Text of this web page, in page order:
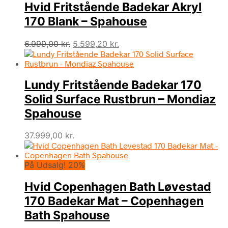
Hvid Fritstående Badekar Akryl
170 Blank – Spahouse
6.999,00kr. Den
oprindelige
pris
6.999,00 kr..
5.599,20 kr.
aktuelle
pris
5.599,20 kr..
Lundy Fritstående Badekar 170
Solid Surface Rustbrun – Mondiaz
Spahouse
37.999,00 kr.
På Udsalg! 20%
Hvid Copenhagen Bath Løvestad
170 Badekar Mat – Copenhagen
Bath Spahouse